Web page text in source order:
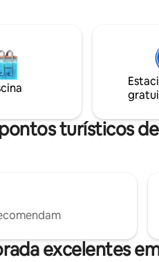
cozinha moderna totalmente
uma área de espaço para
terraço no telhado apresenta
ao ar livre com belos azulejos,
churrasqueira e área de estar.
turísticos
excelentes